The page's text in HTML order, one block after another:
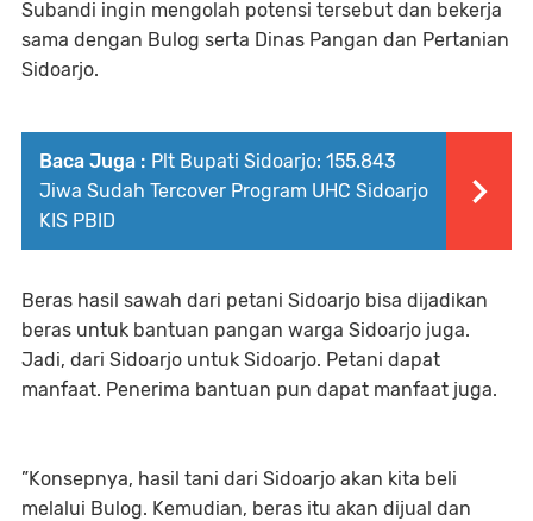
Subandi ingin mengolah potensi tersebut dan bekerja
sama dengan Bulog serta Dinas Pangan dan Pertanian
Sidoarjo.
Baca Juga : Plt Bupati Sidoarjo: 155.843
Jiwa Sudah Tercover Program UHC Sidoarjo
KIS PBID
Beras hasil sawah dari petani Sidoarjo bisa dijadikan
beras untuk bantuan pangan warga Sidoarjo juga.
Jadi, dari Sidoarjo untuk Sidoarjo. Petani dapat
manfaat. Penerima bantuan pun dapat manfaat juga.
”Konsepnya, hasil tani dari Sidoarjo akan kita beli
melalui Bulog. Kemudian, beras itu akan dijual dan